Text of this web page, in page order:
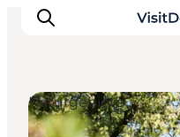
Naturgebiete